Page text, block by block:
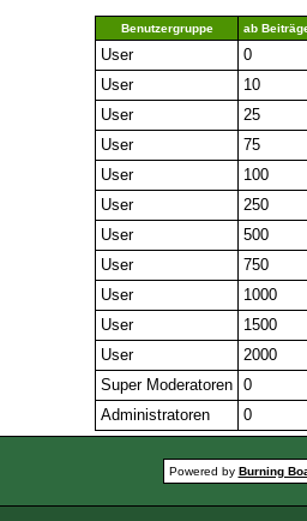
Benutzergruppe ab
User
0
User
10
User
25
User
75
User
100
User
250
User
500
User
750
User
1000
User
1500
User
2000
Super Moderatoren 0
Administratoren
0
Powered by Burning